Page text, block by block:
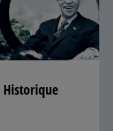
Historique